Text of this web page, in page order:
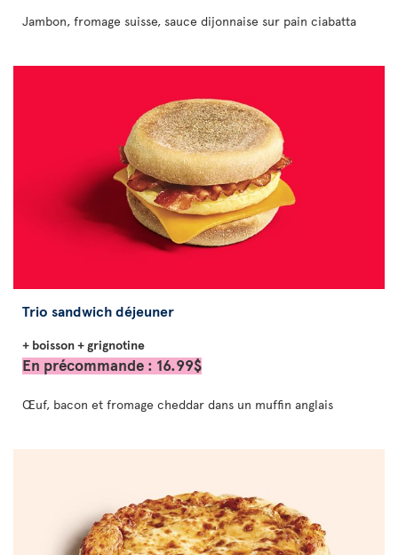
Jambon, fromage suisse, sauce dijonnaise sur pain ciabatta
Trio sandwich déjeuner
+ boisson + grignotine
En précommande : 16.99$
Œuf, bacon et fromage cheddar dans un muffin anglais